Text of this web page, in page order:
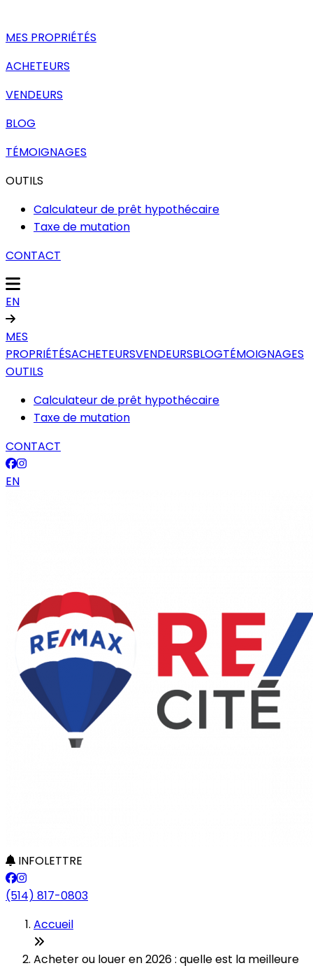
MES PROPRIÉTÉS
ACHETEURS
VENDEURS
BLOG
TÉMOIGNAGES
OUTILS
Calculateur de prêt hypothécaire
Taxe de mutation
CONTACT
EN
MES
PROPRIÉTÉSACHETEURSVENDEURSBLOGTÉMOIGNAGES
OUTILS
Calculateur de prêt hypothécaire
Taxe de mutation
CONTACT
EN
INFOLETTRE
(514) 817-0803
Accueil
Acheter ou louer en 2026 : quelle est la meilleure